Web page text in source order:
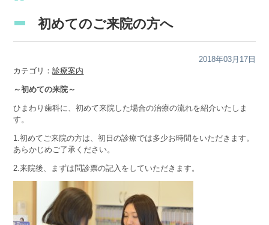
初めてのご来院の方へ
2018年03月17日
カテゴリ：診療案内
～初めての来院～
ひまわり歯科に、初めて来院した場合の治療の流れを紹介いたしま
す。
1.初めてご来院の方は、初日の診療では多少お時間をいただきます。
あらかじめご了承ください。
2.来院後、まずは問診票の記入をしていただきます。